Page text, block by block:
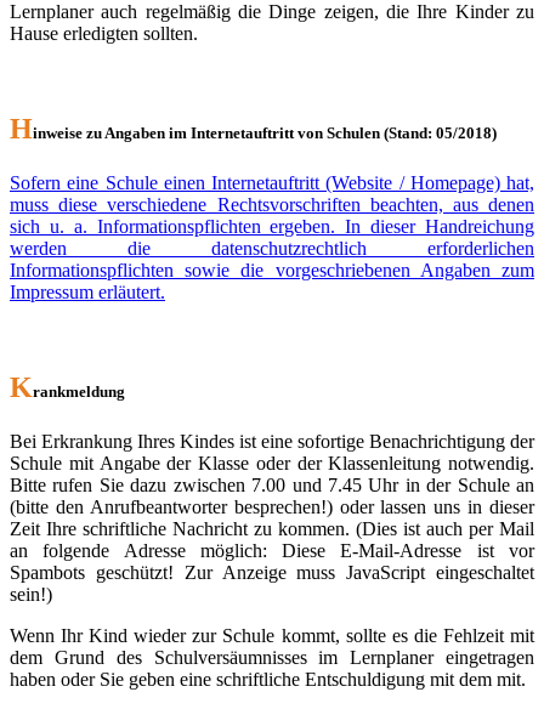
Lernplaner auch regelmäßig die Dinge zeigen, die Ihre Kinder zu
Hause erledigten sollten.
Hinweise zu Angaben im Internetauftritt von Schulen (Stand: 05/2018)
Sofern eine Schule einen Internetauftritt (Website / Homepage) hat,
muss diese verschiedene Rechtsvorschriften beachten, aus denen
sich u. a. Informationspflichten ergeben. In dieser Handreichung
werden die datenschutzrechtlich erforderlichen
Informationspflichten sowie die vorgeschriebenen Angaben zum
Impressum erläutert.
Krankmeldung
Bei Erkrankung Ihres Kindes ist eine sofortige Benachrichtigung der
Schule mit Angabe der Klasse oder der Klassenleitung notwendig.
Bitte rufen Sie dazu zwischen 7.00 und 7.45 Uhr in der Schule an
(bitte den Anrufbeantworter besprechen!) oder lassen uns in dieser
Zeit Ihre schriftliche Nachricht zu kommen. (Dies ist auch per Mail
an folgende Adresse möglich:Diese E-Mail-Adresse ist vor
Spambots geschützt! Zur Anzeige muss JavaScript eingeschaltet
sein!)
Wenn Ihr Kind wieder zur Schule kommt, sollte es die Fehlzeit mit
dem Grund des Schulversäumnisses im Lernplaner eingetragen
haben oder Sie geben eine schriftliche Entschuldigung mit dem mit.